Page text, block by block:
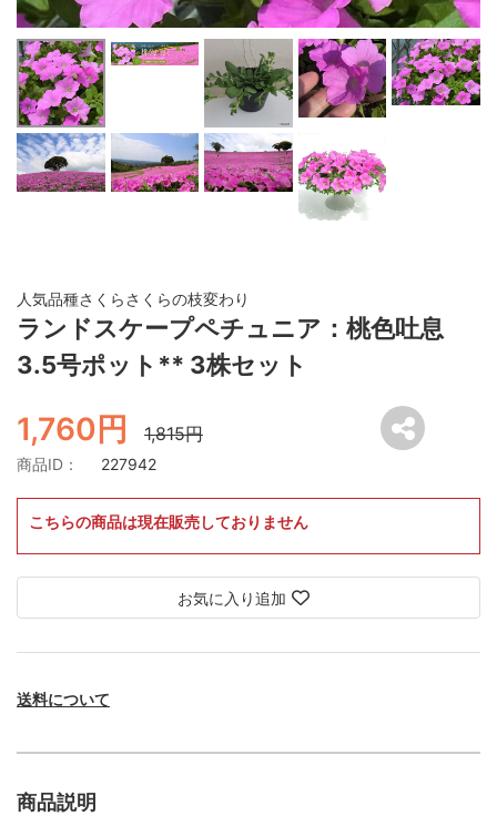
人気品種さくらさくらの枝変わり
ランドスケープペチュニア：桃色吐息
3.5号ポット** 3株セット
1,760円 1,815円
商品ID： 227942
こちらの商品は現在販売しておりません
お気に入り追加
送料について
商品説明